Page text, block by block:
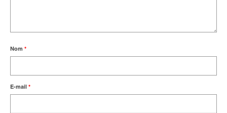
Nom *
E-mail *